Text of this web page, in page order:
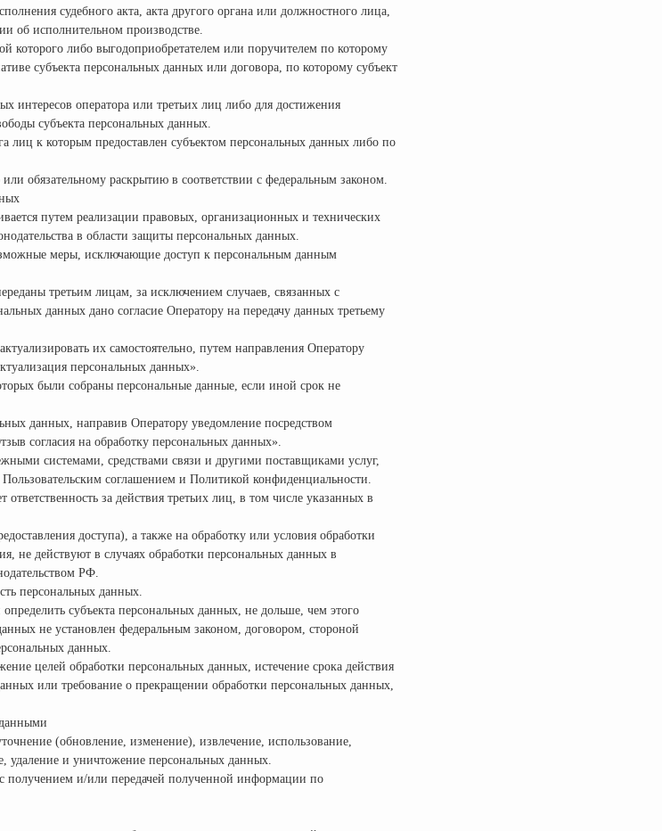
судебного акта, акта другого органа или должностного лица,
об исполнительном производстве.
которого либо выгодоприобретателем или поручителем по которому
субъекта персональных данных или договора, по которому субъект
интересов оператора или третьих лиц либо для достижения
субъекта персональных данных.
лиц к которым предоставлен субъектом персональных данных либо по
обязательному раскрытию в соответствии с федеральным законом.
путем реализации правовых, организационных и технических
в области защиты персональных данных.
меры, исключающие доступ к персональным данным
третьим лицам, за исключением случаев, связанных с
данных дано согласие Оператору на передачу данных третьему
их самостоятельно, путем направления Оператору
персональных данных».
были собраны персональные данные, если иной срок не
данных, направив Оператору уведомление посредством
согласия на обработку персональных данных».
системами, средствами связи и другими поставщиками услуг,
соглашением и Политикой конфиденциальности.
за действия третьих лиц, в том числе указанных в
доступа), а также на обработку или условия обработки
не действуют в случаях обработки персональных данных в
РФ.
персональных данных.
субъекта персональных данных, не дольше, чем этого
не установлен федеральным законом, договором, стороной
данных.
целей обработки персональных данных, истечение срока действия
или требование о прекращении обработки персональных данных,
(обновление, изменение), извлечение, использование,
удаление и уничтожение персональных данных.
получением и/или передачей полученной информации по